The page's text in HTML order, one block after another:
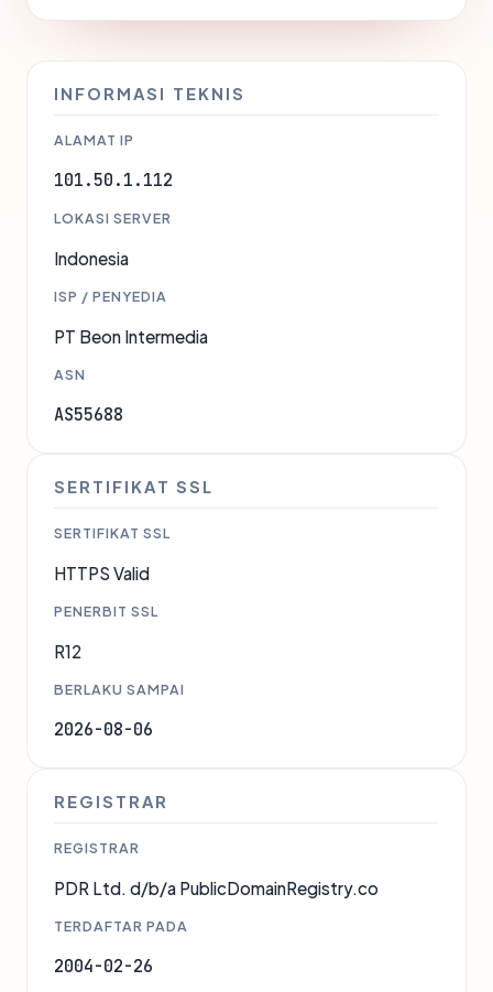
INFORMASI TEKNIS
ALAMAT IP
101.50.1.112
LOKASI SERVER
Indonesia
ISP / PENYEDIA
PT Beon Intermedia
ASN
AS55688
SERTIFIKAT SSL
SERTIFIKAT SSL
HTTPS Valid
PENERBIT SSL
R12
BERLAKU SAMPAI
2026-08-06
REGISTRAR
REGISTRAR
PDR Ltd. d/b/a PublicDomainRegistry.co
TERDAFTAR PADA
2004-02-26